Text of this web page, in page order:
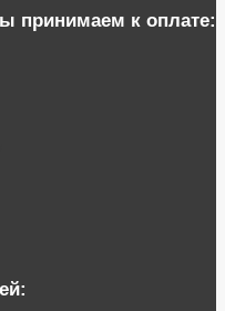
принимаем к оплате: